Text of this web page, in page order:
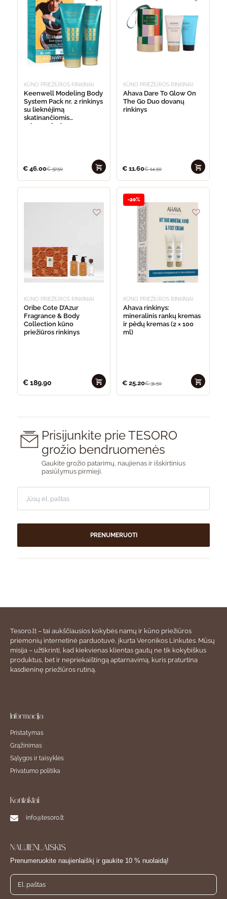
KŪNO PRIEŽIŪROS RINKINIAI
Keenwell Modeling Body
System Pack nr. 2 rinkinys
su lieknėjimą
skatinančiomis
priemonėmis
€ 46.00€57.50
KŪNO PRIEŽIŪROS RINKINIAI
Ahava Dare To Glow On
The Go Duo dovanų
rinkinys
€ 11.60€14.50
KŪNO PRIEŽIŪROS RINKINIAI
Oribe Cote D’Azur
Fragrance & Body
Collection kūno
priežiūros rinkinys
€189.90
-20%
KŪNO PRIEŽIŪROS RINKINIAI
Ahava rinkinys:
mineralinis rankų kremas
ir pėdų kremas (2 × 100
ml)
€ 25.20€31.50
Prisijunkite prie TESORO
grožio bendruomenės
Gaukite grožio patarimų, naujienas ir išskirtinius
pasiūlymus pirmieji.
PRENUMERUOTI
Tesoro.lt – tai aukščiausios kokybės namų ir kūno priežiūros
priemonių internetinė parduotuvė, įkurta Veronikos Linkutės. Mūsų
misija – užtikrinti, kad kiekvienas klientas gautų ne tik kokybiškus
produktus, bet ir nepriekaištingą aptarnavimą, kuris praturtina
kasdieninę priežiūros rutiną.
Informacija
Pristatymas
Grąžinimas
Sąlygos ir taisyklės
Privatumo politika
Kontaktai
info@tesoro.lt
NAUJIENLAIŠKIS
Prenumeruokite naujienlaiškį ir gaukite 10 % nuolaidą!